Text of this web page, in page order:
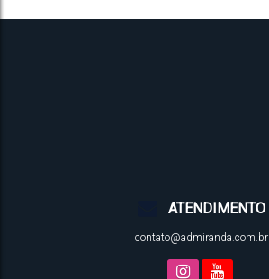
Terreno:
ATENDIMENTO
contato@admiranda.com.br